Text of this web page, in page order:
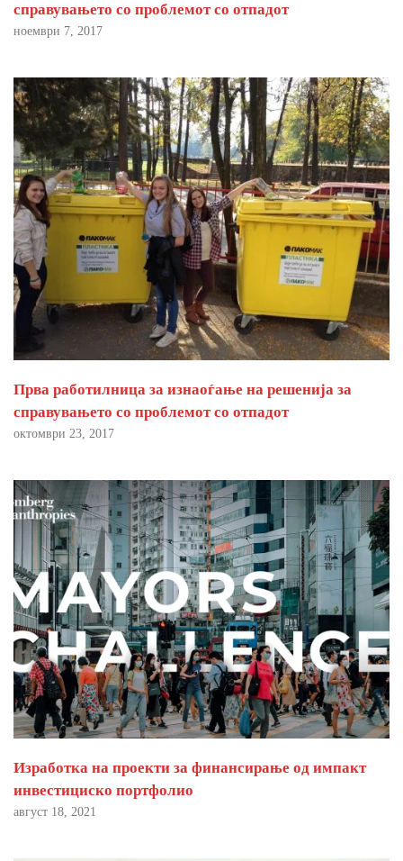
справувањето со проблемот со отпадот
ноември 7, 2017
Прва работилница за изнаоѓање на решенија за
справувањето со проблемот со отпадот
октомври 23, 2017
Изработка на проекти за финансирање од импакт
инвестициско портфолио
август 18, 2021